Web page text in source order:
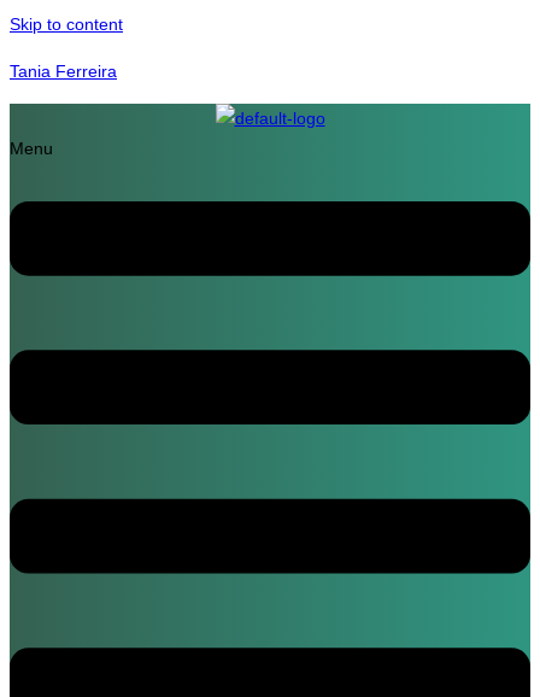
Skip to content
Tania Ferreira
Menu